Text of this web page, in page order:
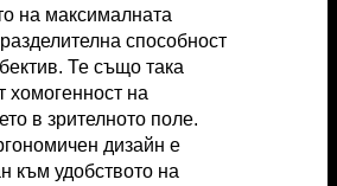
на максималната
способност
Те също така
хомогенност на
в зрителното поле.
дизайн е
към удобството на
на максималната
способност
Те също така
хомогенност на
в зрителното поле.
дизайн е
към удобството на